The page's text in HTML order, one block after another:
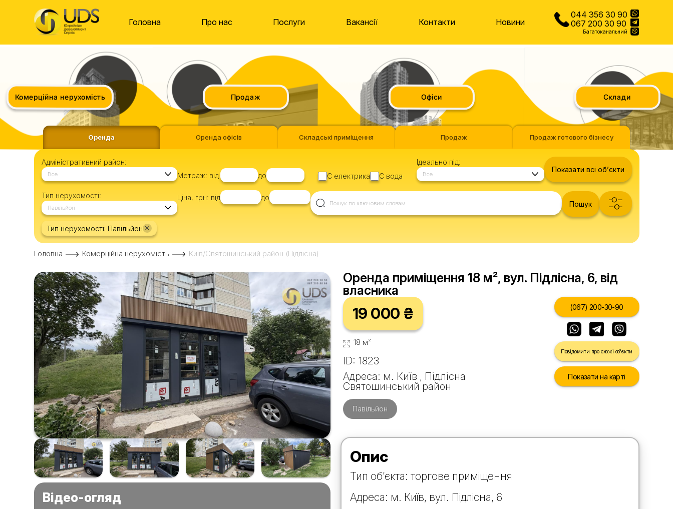
Головна Про нас Послуги Вакансії Контакти Новини
044 356 30 90
067 200 30 90
Багатоканальний
Комерційна нерухомість Продаж Офіси Склади
Оренда Оренда офісів Складські приміщення Продаж Продаж готового бізнесу
Адміністративний район:
Все Метраж: від до Є електрика Є вода
Ідеально під:
Все
Показати всі обʼєкти
Тип нерухомості:
Павільйон
Ціна, грн: від до
Пошук
Тип нерухомості: Павільйон ×
Головна Комерційна нерухомість Київ/Святошинський район (Підлісна)
Відео-огляд
Оренда приміщення 18 м², вул. Підлісна, 6, від
власника
19 000 ₴
18 м²
ID: 1823
Адреса: м. Київ , Підлісна
Святошинський район
(067) 200-30-90
Повідомити про схожі об'єкти
Показати на карті
Павільйон
Опис
Тип об’єкта: торгове приміщення
Адреса: м. Київ, вул. Підлісна, 6